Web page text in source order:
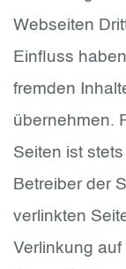
Webseiten
Einfluss
fremden
übernehmen.
Seiten ist
Betreiber der
verlinkten
Verlinkung